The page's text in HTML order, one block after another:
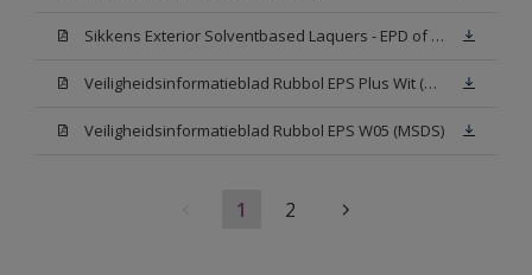
Sikkens Exterior Solventbased Laquers - EPD of Milieuproductverklaring
Veiligheidsinformatieblad Rubbol EPS Plus Wit (MSDS)
Veiligheidsinformatieblad Rubbol EPS W05 (MSDS)
1 2